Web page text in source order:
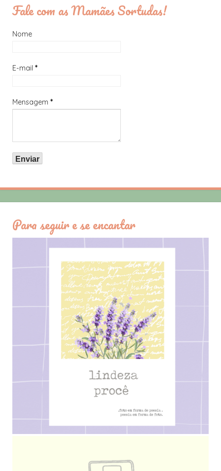
Fale com as Mamães Sortudas!
Nome
E-mail *
Mensagem *
Para seguir e se encantar